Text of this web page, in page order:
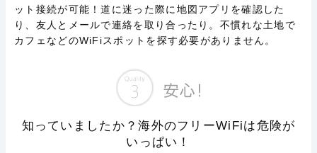
ット接続が可能！道に迷った際に地図アプリを確認した
り、友人とメールで連絡を取り合ったり。 不慣れな土地で
カフェなどのWiFiスポットを探す必要がありません。
知っていましたか？海外のフリーWiFiは危険が
いっぱい！